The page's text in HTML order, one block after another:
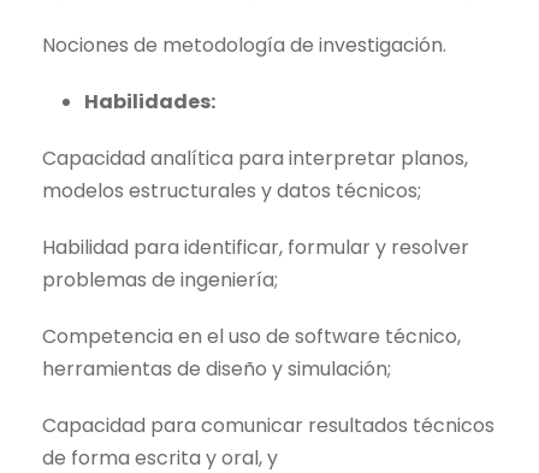
Nociones de metodología de investigación.
Habilidades:
Capacidad analítica para interpretar planos,
modelos estructurales y datos técnicos;
Habilidad para identificar, formular y resolver
problemas de ingeniería;
Competencia en el uso de software técnico,
herramientas de diseño y simulación;
Capacidad para comunicar resultados técnicos
de forma escrita y oral, y